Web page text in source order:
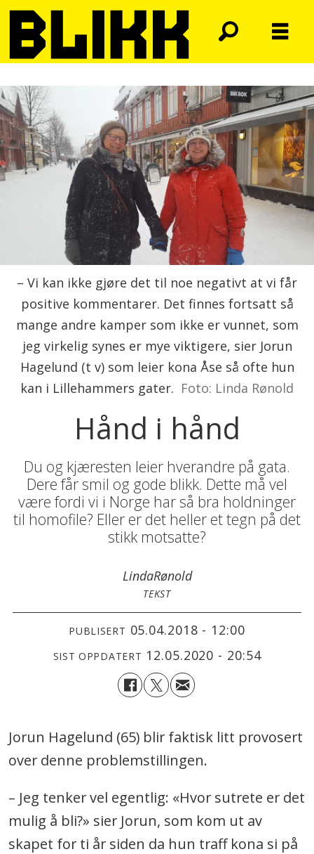
– Vi kan ikke gjøre det til noe negativt at vi får
positive kommentarer. Det finnes fortsatt så
mange andre kamper som ikke er vunnet, som
jeg virkelig synes er mye viktigere, sier Jorun
Hagelund (t v) som leier kona Åse så ofte hun
kan i Lillehammers gater. Foto: Linda Rønold
Hånd i hånd
Du og kjæresten leier hverandre på gata.
Dere får smil og gode blikk. Dette må vel
være fordi vi i Norge har så bra holdninger
til homofile? Eller er det heller et tegn på det
stikk motsatte?
LindaRønold
TEKST
PUBLISERT 05.04.2018 - 12:00
SIST OPPDATERT 12.05.2020 - 20:54
Jorun Hagelund (65) blir faktisk litt provosert
over denne problemstillingen.
– Jeg tenker vel egentlig: «Hvor sutrete er det
mulig å bli?» sier Jorun, som kom ut av
skapet for ti år siden da hun traff kona si på